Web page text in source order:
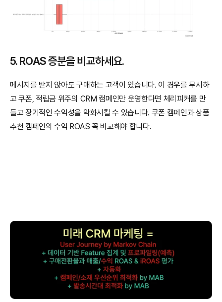
5. ROAS 증분을 비교하세요.
메시지를 받지 않아도 구매하는 고객이 있습니다. 이 경우를 무시하
고 쿠폰, 적립금 위주의 CRM 캠페인만 운영한다면 체리피커를 만
들고 장기적인 수익성을 악화시킬 수 있습니다. 쿠폰 캠페인과 상품
추천 캠페인의 수익 ROAS 꼭 비교해야 합니다.